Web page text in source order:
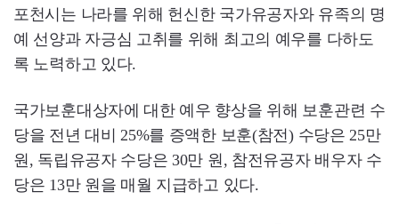
포천시는 나라를 위해 헌신한 국가유공자와 유족의 명
예 선양과 자긍심 고취를 위해 최고의 예우를 다하도
록 노력하고 있다.
국가보훈대상자에 대한 예우 향상을 위해 보훈관련 수
당을 전년 대비 25%를 증액한 보훈(참전) 수당은 25만
원, 독립유공자 수당은 30만 원, 참전유공자 배우자 수
당은 13만 원을 매월 지급하고 있다.